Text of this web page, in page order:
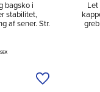
bagsko i
stabilitet,
af sener. Str.
SEK
Tilføj til